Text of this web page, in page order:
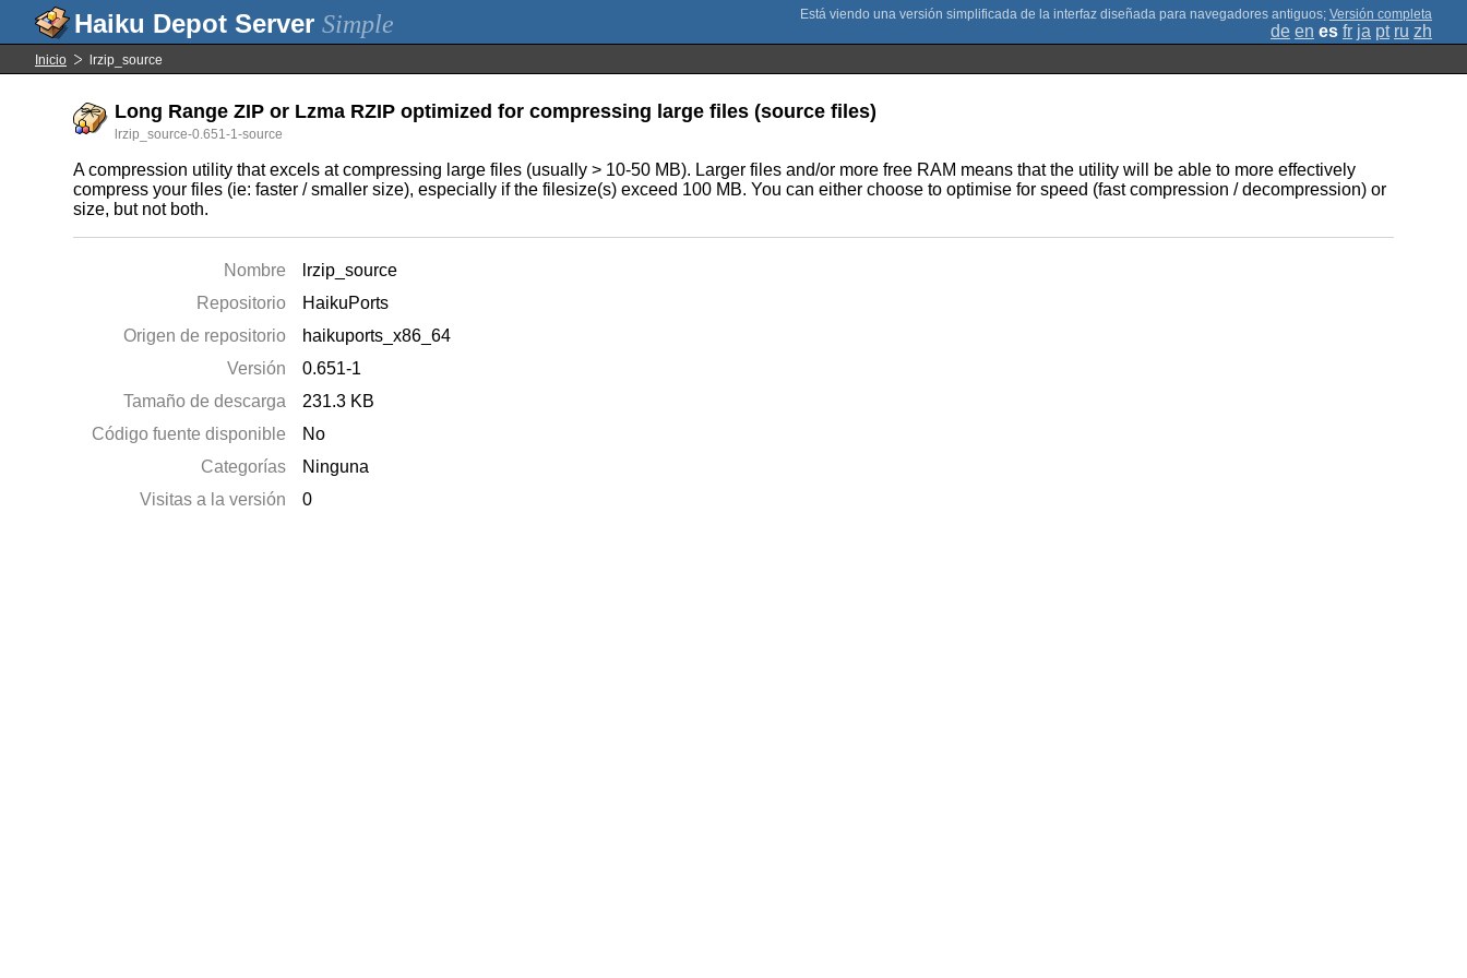
Simple ; Versión completa
de en es fr ja pt ru zh
Inicio lrzip_source
Long Range ZIP or Lzma RZIP optimized for compressing large files (source files)
lrzip_source-0.651-1-source
A compression utility that excels at compressing large files (usually > 10-50 MB). Larger files and/or more free RAM means that the utility will be able to more effectively
compress your files (ie: faster / smaller size), especially if the filesize(s) exceed 100 MB. You can either choose to optimise for speed (fast compression / decompression) or
size, but not both.
Nombre
lrzip_source
Repositorio
HaikuPorts
Origen de repositorio
haikuports_x86_64
Versión
0.651-1
Tamaño de descarga
231.3 KB
Código fuente disponible
No
Categorías
Ninguna
Visitas a la versión
0